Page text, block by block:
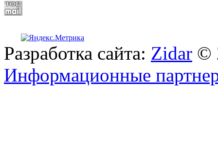
Разработка сайта: Zidar ©
Информационные